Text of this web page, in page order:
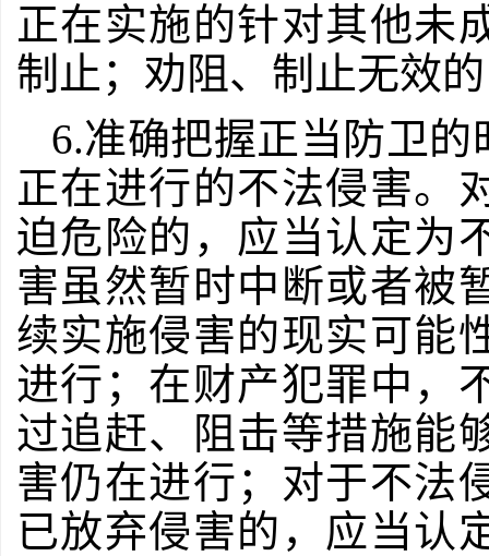
正在实施的针对其他未
制止；劝阻、制止无效
6.准确把握正当防卫
正在进行的不法侵害。
迫危险的，应当认定为
害虽然暂时中断或者被
续实施侵害的现实可能
进行；在财产犯罪中，
过追赶、阻击等措施能
害仍在进行；对于不法
已放弃侵害的，应当认